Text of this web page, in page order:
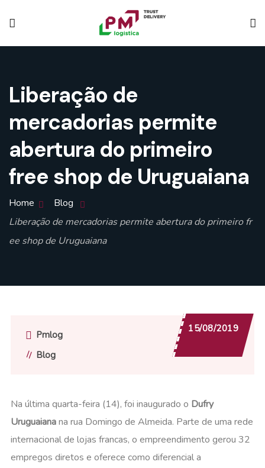
Liberação de
mercadorias permite
abertura do primeiro
free shop de Uruguaiana
Home
Blog
Liberação de mercadorias permite abertura do primeiro fr
ee shop de Uruguaiana
Pmlog
Blog
15/08/2019
Na última quarta-feira (14), foi inaugurado o Dufry
Uruguaianana rua Domingo de Almeida. Parte de uma rede
internacional de lojas francas, o empreendimento gerou 32
empregos diretos e oferece como diferencial a